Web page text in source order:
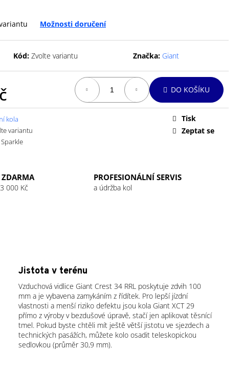
Možnosti doručení
Kód: Zvolte variantu Značka: Giant
DO KOŠÍKU
kola
variantu
Sparkle
Tisk
Zeptat se
ZDARMA
000 Kč
PROFESIONÁLNÍ SERVIS
a údržba kol
Jistota v terénu
Vzduchová vidlice Giant Crest 34 RRL poskytuje zdvih 100
mm a je vybavena zamykáním z řídítek. Pro lepší jízdní
vlastnosti a menší riziko defektu jsou kola Giant XCT 29
přímo z výroby v bezdušové úpravě, stačí jen aplikovat těsnící
tmel. Pokud byste chtěli mít ještě větší jistotu ve sjezdech a
technických pasážích, můžete kolo osadit teleskopickou
sedlovkou (průměr 30,9 mm).